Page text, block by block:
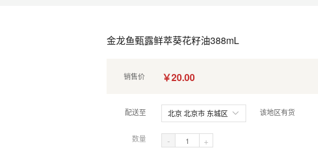
金龙鱼甄露鲜萃葵花籽油388mL
销售价 ￥20.00
配送至 北京 北京市 东城区 该地区有货
数量 - +